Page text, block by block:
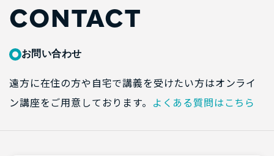
CONTACT
お問い合わせ
遠方に在住の方や自宅で講義を受けたい方はオンライ
ン講座をご用意しております。 よくある質問はこちら